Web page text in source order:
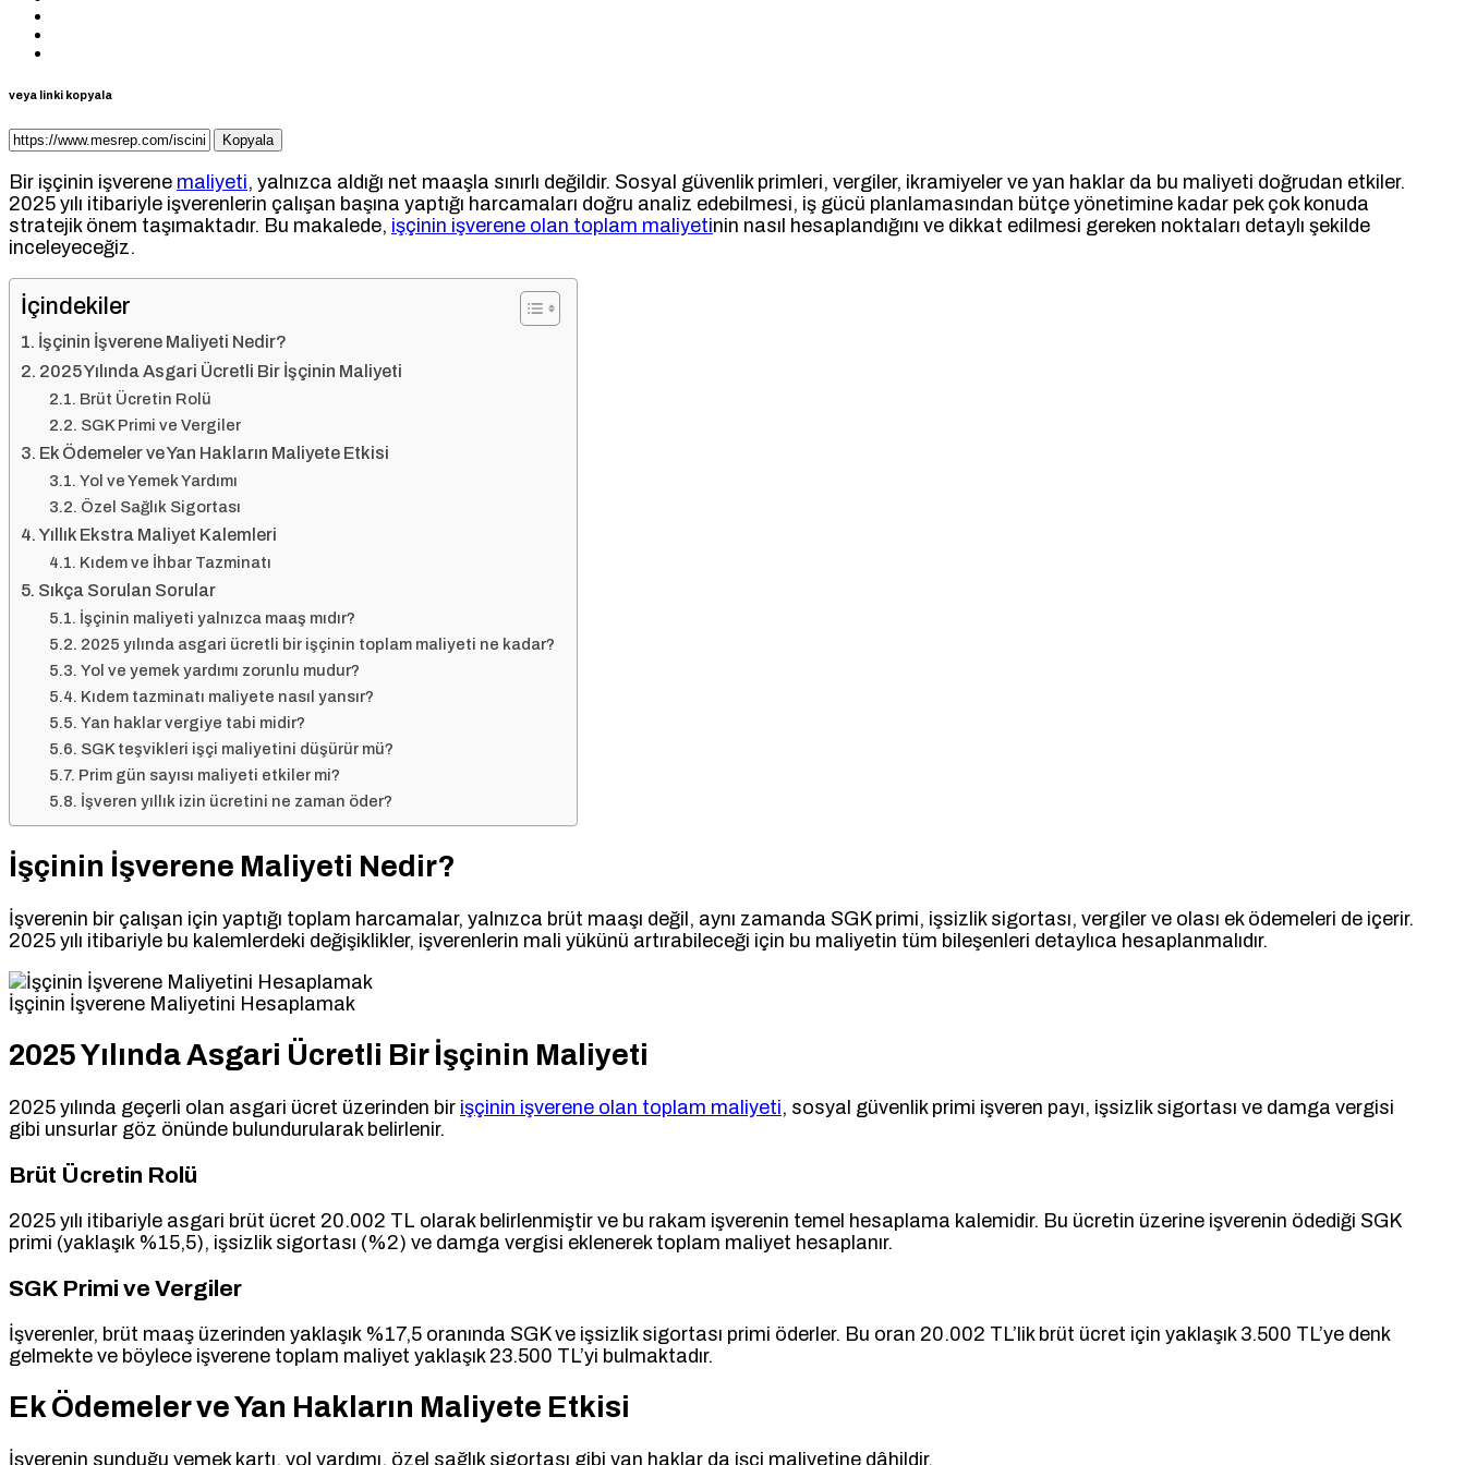
veya linki kopyala
Kopyala
Bir işçinin işverene maliyeti, yalnızca aldığı net maaşla sınırlı değildir. Sosyal güvenlik primleri, vergiler, ikramiyeler ve yan haklar da bu maliyeti doğrudan etkiler.
2025 yılı itibariyle işverenlerin çalışan başına yaptığı harcamaları doğru analiz edebilmesi, iş gücü planlamasından bütçe yönetimine kadar pek çok konuda
stratejik önem taşımaktadır. Bu makalede, işçinin işverene olan toplam maliyetinin nasıl hesaplandığını ve dikkat edilmesi gereken noktaları detaylı şekilde
inceleyeceğiz.
İçindekiler
İşçinin İşverene Maliyeti Nedir?
2025 Yılında Asgari Ücretli Bir İşçinin Maliyeti
Brüt Ücretin Rolü
SGK Primi ve Vergiler
Ek Ödemeler ve Yan Hakların Maliyete Etkisi
Yol ve Yemek Yardımı
Özel Sağlık Sigortası
Yıllık Ekstra Maliyet Kalemleri
Kıdem ve İhbar Tazminatı
Sıkça Sorulan Sorular
İşçinin maliyeti yalnızca maaş mıdır?
2025 yılında asgari ücretli bir işçinin toplam maliyeti ne kadar?
Yol ve yemek yardımı zorunlu mudur?
Kıdem tazminatı maliyete nasıl yansır?
Yan haklar vergiye tabi midir?
SGK teşvikleri işçi maliyetini düşürür mü?
Prim gün sayısı maliyeti etkiler mi?
İşveren yıllık izin ücretini ne zaman öder?
İşçinin İşverene Maliyeti Nedir?
İşverenin bir çalışan için yaptığı toplam harcamalar, yalnızca brüt maaşı değil, aynı zamanda SGK primi, işsizlik sigortası, vergiler ve olası ek ödemeleri de içerir.
2025 yılı itibariyle bu kalemlerdeki değişiklikler, işverenlerin mali yükünü artırabileceği için bu maliyetin tüm bileşenleri detaylıca hesaplanmalıdır.
İşçinin İşverene Maliyetini Hesaplamak
2025 Yılında Asgari Ücretli Bir İşçinin Maliyeti
2025 yılında geçerli olan asgari ücret üzerinden bir işçinin işverene olan toplam maliyeti, sosyal güvenlik primi işveren payı, işsizlik sigortası ve damga vergisi
gibi unsurlar göz önünde bulundurularak belirlenir.
Brüt Ücretin Rolü
2025 yılı itibariyle asgari brüt ücret 20.002 TL olarak belirlenmiştir ve bu rakam işverenin temel hesaplama kalemidir. Bu ücretin üzerine işverenin ödediği SGK
primi (yaklaşık %15,5), işsizlik sigortası (%2) ve damga vergisi eklenerek toplam maliyet hesaplanır.
SGK Primi ve Vergiler
İşverenler, brüt maaş üzerinden yaklaşık %17,5 oranında SGK ve işsizlik sigortası primi öderler. Bu oran 20.002 TL’lik brüt ücret için yaklaşık 3.500 TL’ye denk
gelmekte ve böylece işverene toplam maliyet yaklaşık 23.500 TL’yi bulmaktadır.
Ek Ödemeler ve Yan Hakların Maliyete Etkisi
İşverenin sunduğu yemek kartı, yol yardımı, özel sağlık sigortası gibi yan haklar da işçi maliyetine dâhildir.